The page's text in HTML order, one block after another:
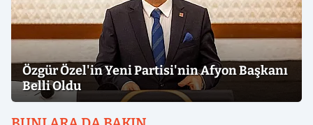
Özgür Özel'in Yeni Partisi'nin Afyon Başkanı
Belli Oldu